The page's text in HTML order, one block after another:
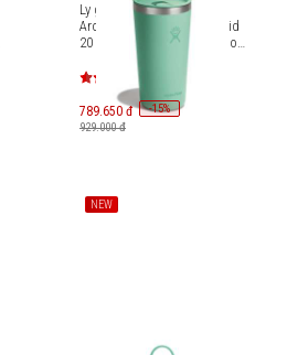
Ly giữ nhiệt Hydro Flask
Around Tumbler Press-in lid
20 OZ 591 ml (Spring Season
2026) T20CPC
789.650 đ -15%
929.000 đ
NEW